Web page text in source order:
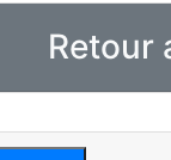
Retour